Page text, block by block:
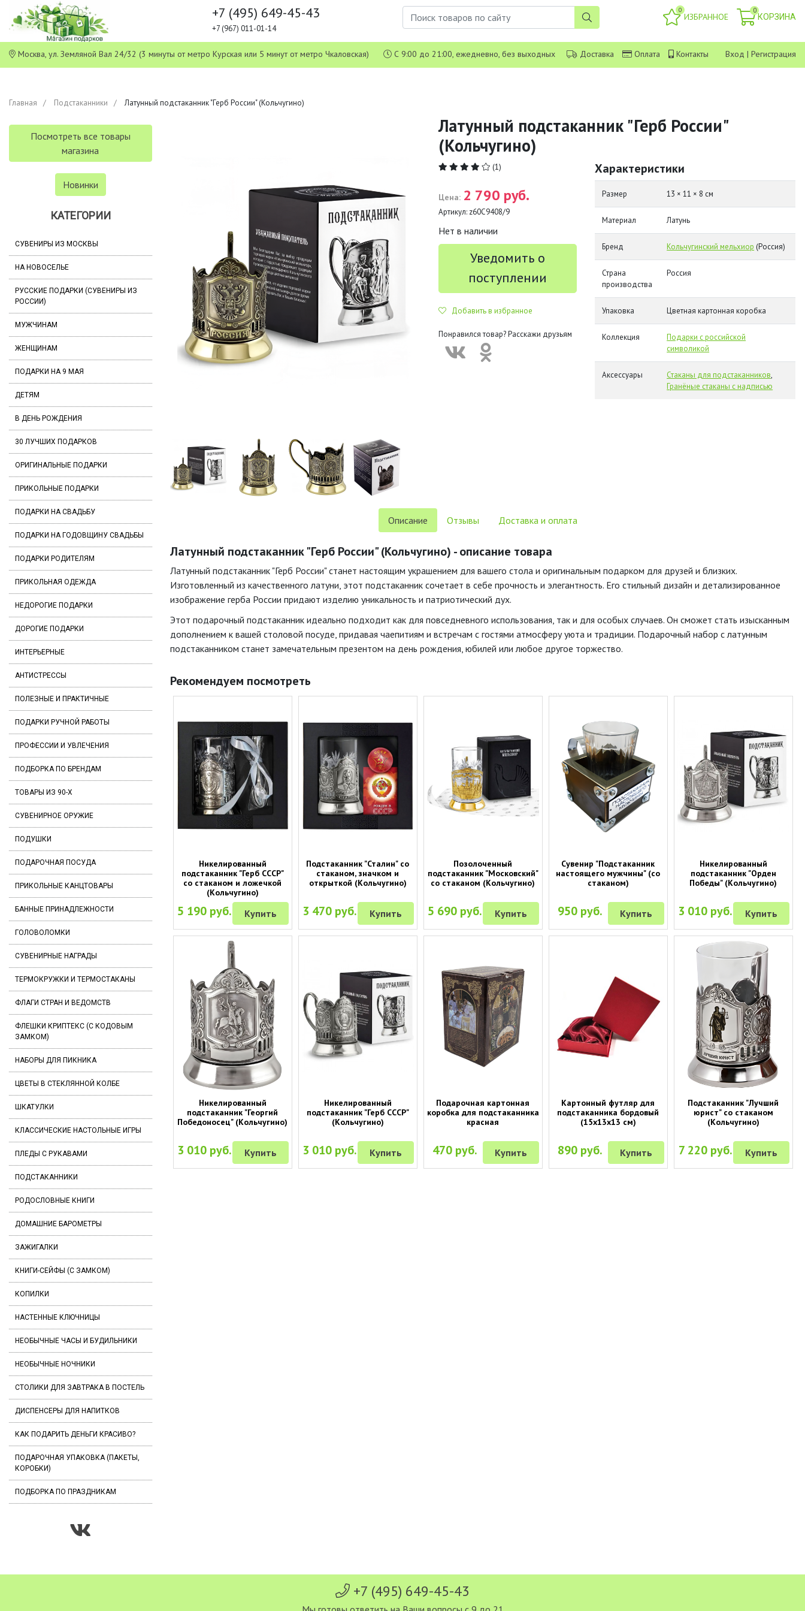
+7 (495) 649-45-43
+7 (967) 011-01-14
0
ИЗБРАННОЕ
0
КОРЗИНА
Москва, ул. Земляной Вал 24/32 (3 минуты от метро Курская или 5 минут от метро Чкаловская) С 9:00 до 21:00, ежедневно, без выходных Доставка Оплата Контакты Вход | Регистрация
Главная Подстаканники Латунный подстаканник "Герб России" (Кольчугино)
Посмотреть все товары
магазина
Новинки
КАТЕГОРИИ
СУВЕНИРЫ ИЗ МОСКВЫ
НА НОВОСЕЛЬЕ
РУССКИЕ ПОДАРКИ (СУВЕНИРЫ ИЗ
РОССИИ)
МУЖЧИНАМ
ЖЕНЩИНАМ
ПОДАРКИ НА 9 МАЯ
ДЕТЯМ
В ДЕНЬ РОЖДЕНИЯ
30 ЛУЧШИХ ПОДАРКОВ
ОРИГИНАЛЬНЫЕ ПОДАРКИ
ПРИКОЛЬНЫЕ ПОДАРКИ
ПОДАРКИ НА СВАДЬБУ
ПОДАРКИ НА ГОДОВЩИНУ СВАДЬБЫ
ПОДАРКИ РОДИТЕЛЯМ
ПРИКОЛЬНАЯ ОДЕЖДА
НЕДОРОГИЕ ПОДАРКИ
ДОРОГИЕ ПОДАРКИ
ИНТЕРЬЕРНЫЕ
АНТИСТРЕССЫ
ПОЛЕЗНЫЕ И ПРАКТИЧНЫЕ
ПОДАРКИ РУЧНОЙ РАБОТЫ
ПРОФЕССИИ И УВЛЕЧЕНИЯ
ПОДБОРКА ПО БРЕНДАМ
ТОВАРЫ ИЗ 90-Х
СУВЕНИРНОЕ ОРУЖИЕ
ПОДУШКИ
ПОДАРОЧНАЯ ПОСУДА
ПРИКОЛЬНЫЕ КАНЦТОВАРЫ
БАННЫЕ ПРИНАДЛЕЖНОСТИ
ГОЛОВОЛОМКИ
СУВЕНИРНЫЕ НАГРАДЫ
ТЕРМОКРУЖКИ И ТЕРМОСТАКАНЫ
ФЛАГИ СТРАН И ВЕДОМСТВ
ФЛЕШКИ КРИПТЕКС (С КОДОВЫМ
ЗАМКОМ)
НАБОРЫ ДЛЯ ПИКНИКА
ЦВЕТЫ В СТЕКЛЯННОЙ КОЛБЕ
ШКАТУЛКИ
КЛАССИЧЕСКИЕ НАСТОЛЬНЫЕ ИГРЫ
ПЛЕДЫ С РУКАВАМИ
ПОДСТАКАННИКИ
РОДОСЛОВНЫЕ КНИГИ
ДОМАШНИЕ БАРОМЕТРЫ
ЗАЖИГАЛКИ
КНИГИ-СЕЙФЫ (С ЗАМКОМ)
КОПИЛКИ
НАСТЕННЫЕ КЛЮЧНИЦЫ
НЕОБЫЧНЫЕ ЧАСЫ И БУДИЛЬНИКИ
НЕОБЫЧНЫЕ НОЧНИКИ
СТОЛИКИ ДЛЯ ЗАВТРАКА В ПОСТЕЛЬ
ДИСПЕНСЕРЫ ДЛЯ НАПИТКОВ
КАК ПОДАРИТЬ ДЕНЬГИ КРАСИВО?
ПОДАРОЧНАЯ УПАКОВКА (ПАКЕТЫ,
КОРОБКИ)
ПОДБОРКА ПО ПРАЗДНИКАМ
Латунный подстаканник "Герб России"
(Кольчугино)
(1)
Цена: 2 790 руб.
Артикул: z60C9408/9
Нет в наличии
Уведомить о
поступлении
Добавить в избранное
Понравился товар? Расскажи друзьям
Характеристики
Размер 13 × 11 × 8 см
Материал Латунь
Бренд Кольчугинский мельхиор (Россия)
Страна
производства
Россия
Упаковка Цветная картонная коробка
Коллекция
Подарки с российской
символикой
Аксессуары Стаканы для подстаканников,
Гранёные стаканы с надписью
Описание Отзывы Доставка и оплата
Латунный подстаканник "Герб России" (Кольчугино) - описание товара
Латунный подстаканник "Герб России" станет настоящим украшением для вашего стола и оригинальным подарком для друзей и близких.
Изготовленный из качественного латуни, этот подстаканник сочетает в себе прочность и элегантность. Его стильный дизайн и детализированное
изображение герба России придают изделию уникальность и патриотический дух.
Этот подарочный подстаканник идеально подходит как для повседневного использования, так и для особых случаев. Он сможет стать изысканным
дополнением к вашей столовой посуде, придавая чаепитиям и встречам с гостями атмосферу уюта и традиции. Подарочный набор с латунным
подстаканником станет замечательным презентом на день рождения, юбилей или любое другое торжество.
Рекомендуем посмотреть
Никелированный
подстаканник "Герб СССР"
со стаканом и ложечкой
(Кольчугино)
5 190 руб. Купить
Подстаканник "Сталин" со
стаканом, значком и
открыткой (Кольчугино)
3 470 руб. Купить
Позолоченный
подстаканник "Московский"
со стаканом (Кольчугино)
5 690 руб. Купить
Сувенир "Подстаканник
настоящего мужчины" (со
стаканом)
950 руб. Купить
Никелированный
подстаканник "Орден
Победы" (Кольчугино)
3 010 руб. Купить
Никелированный
подстаканник "Георгий
Победоносец" (Кольчугино)
3 010 руб. Купить
Никелированный
подстаканник "Герб СССР"
(Кольчугино)
3 010 руб. Купить
Подарочная картонная
коробка для подстаканника
красная
470 руб. Купить
Картонный футляр для
подстаканника бордовый
(15х13х13 см)
890 руб. Купить
Подстаканник "Лучший
юрист" со стаканом
(Кольчугино)
7 220 руб. Купить
+7 (495) 649-45-43